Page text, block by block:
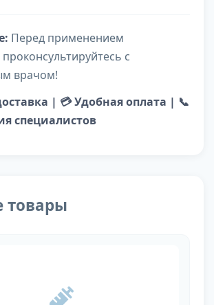
Перед применением
с
врачом!
| 💳 Удобная оплата | 📞
специалистов
товары